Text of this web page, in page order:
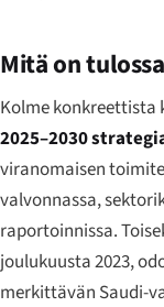
Mitä on
Kolme konkreettista
2025–2030
viranomaisen
valvonnassa,
raportoinnissa.
joulukuusta 2023,
merkittävän Saudi-